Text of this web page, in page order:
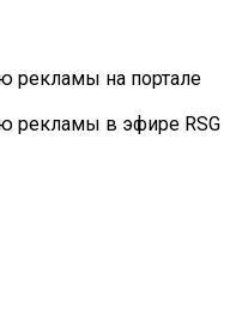
рекламы на портале
рекламы в эфире RSG